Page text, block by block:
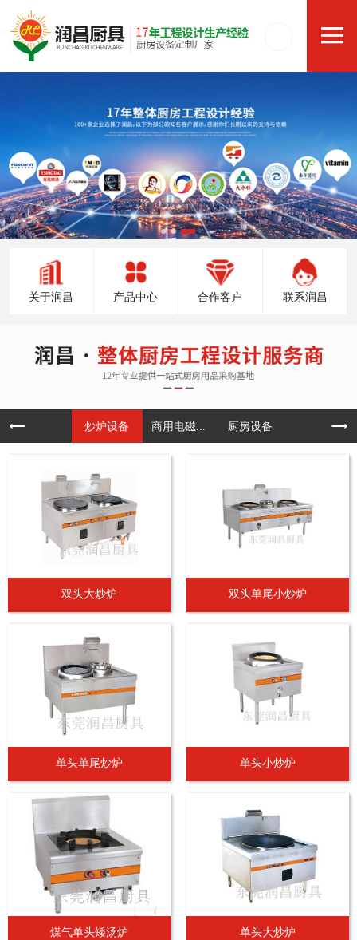
关于润昌 产品中心 合作客户 联系润昌
炒炉设备 商用电磁... 厨房设备
双头大炒炉 双头单尾小炒炉
单头单尾炒炉 单头小炒炉
煤气单头矮汤炉 单头大炒炉